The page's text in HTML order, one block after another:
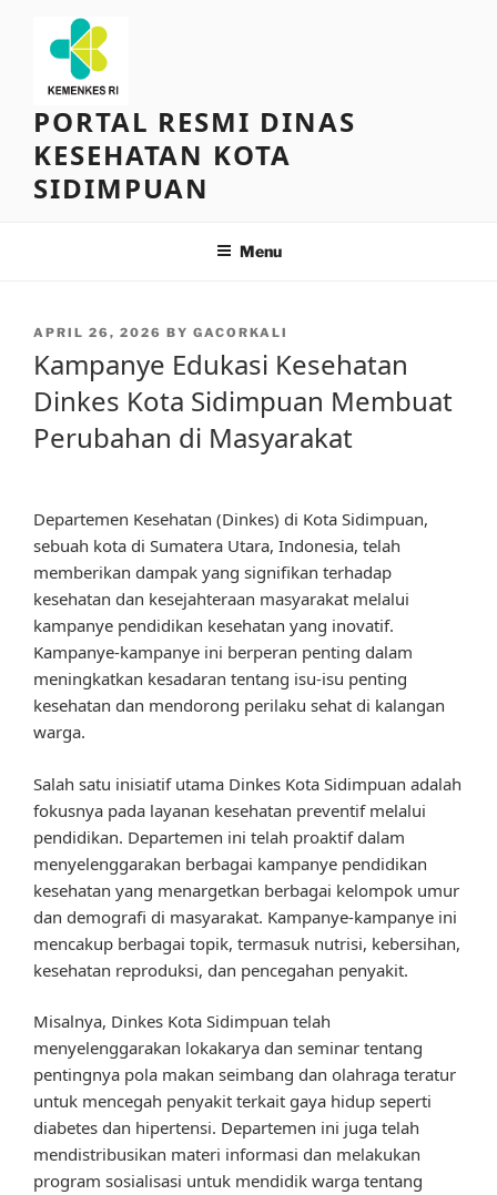
content
PORTAL RESMI DINAS
KESEHATAN KOTA
SIDIMPUAN
Menu
POSTED
APRIL 26, 2026 BY GACORKALI
Kampanye Edukasi Kesehatan
Dinkes Kota Sidimpuan Membuat
Perubahan di Masyarakat
Departemen Kesehatan (Dinkes) di Kota Sidimpuan,
sebuah kota di Sumatera Utara, Indonesia, telah
memberikan dampak yang signifikan terhadap
kesehatan dan kesejahteraan masyarakat melalui
kampanye pendidikan kesehatan yang inovatif.
Kampanye-kampanye ini berperan penting dalam
meningkatkan kesadaran tentang isu-isu penting
kesehatan dan mendorong perilaku sehat di kalangan
warga.
Salah satu inisiatif utama Dinkes Kota Sidimpuan adalah
fokusnya pada layanan kesehatan preventif melalui
pendidikan. Departemen ini telah proaktif dalam
menyelenggarakan berbagai kampanye pendidikan
kesehatan yang menargetkan berbagai kelompok umur
dan demografi di masyarakat. Kampanye-kampanye ini
mencakup berbagai topik, termasuk nutrisi, kebersihan,
kesehatan reproduksi, dan pencegahan penyakit.
Misalnya, Dinkes Kota Sidimpuan telah
menyelenggarakan lokakarya dan seminar tentang
pentingnya pola makan seimbang dan olahraga teratur
untuk mencegah penyakit terkait gaya hidup seperti
diabetes dan hipertensi. Departemen ini juga telah
mendistribusikan materi informasi dan melakukan
program sosialisasi untuk mendidik warga tentang